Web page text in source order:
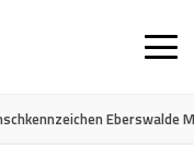
Eberswalde